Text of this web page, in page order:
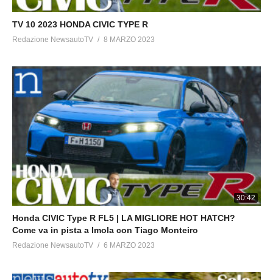
TV 10 2023 HONDA CIVIC TYPE R
Redazione NewsautoTV 8 MARZO 2023
30:42
Honda CIVIC Type R FL5 | LA MIGLIORE HOT HATCH?
Come va in pista a Imola con Tiago Monteiro
Redazione NewsautoTV 6 MARZO 2023